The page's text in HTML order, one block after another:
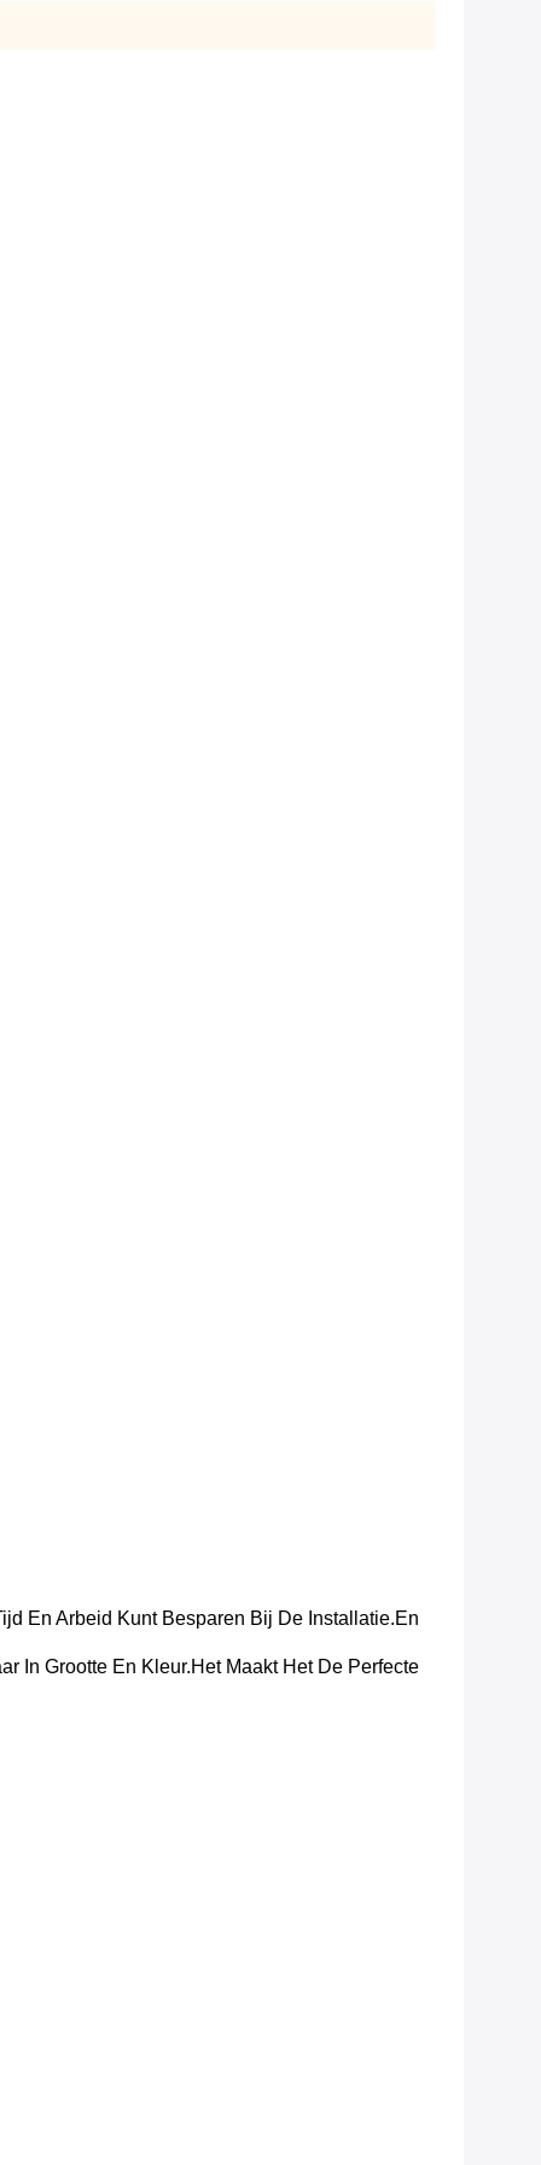
En Arbeid Kunt Besparen Bij De Installatie.en
In Grootte En Kleur.Het Maakt Het De Perfecte